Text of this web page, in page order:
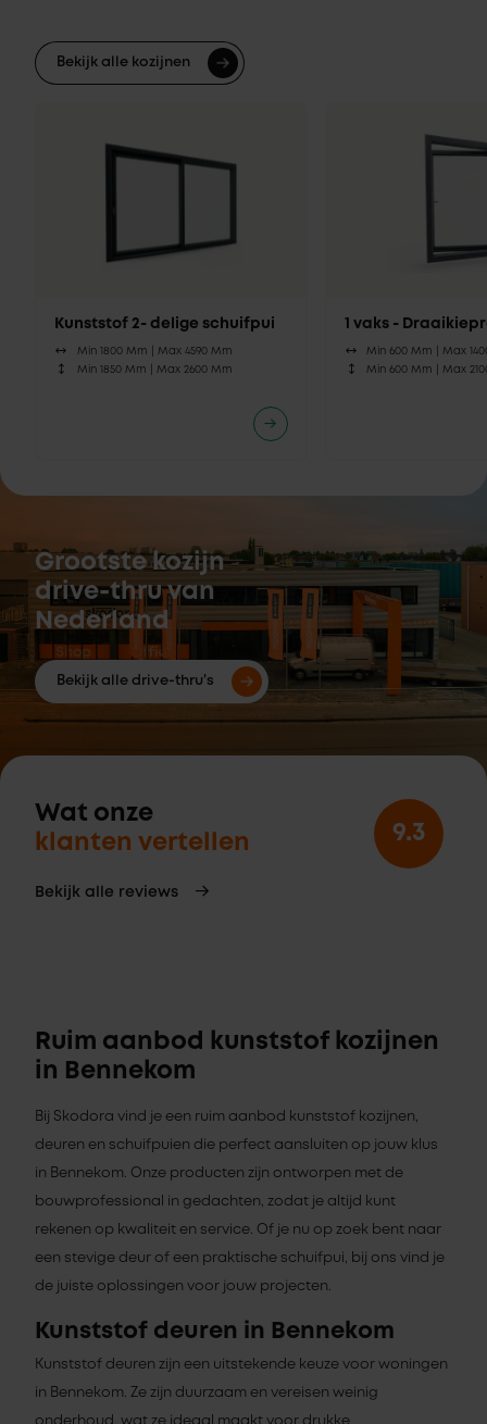
Bekijk alle kozijnen
Kunststof 2- delige schuifpui
Min 1800 Mm | Max 4590 Mm
Min 1850 Mm | Max 2600 Mm
1 vaks -
Min 600 Mm |Max
Min 600 Mm |Max
Grootste kozijn
drive-thru van
Nederland
Bekijk alle drive-thru's
Wat onze
klanten vertellen
Bekijk alle reviews
9.3
Ruim aanbod kunststof kozijnen
in Bennekom
Bij Skodora vind je een ruim aanbod kunststof kozijnen,
deuren en schuifpuien die perfect aansluiten op jouw klus
in Bennekom. Onze producten zijn ontworpen met de
bouwprofessional in gedachten, zodat je altijd kunt
rekenen op kwaliteit en service. Of je nu op zoek bent naar
een stevige deur of een praktische schuifpui, bij ons vind je
de juiste oplossingen voor jouw projecten.
Kunststof deuren in Bennekom
Kunststof deuren zijn een uitstekende keuze voor woningen
in Bennekom. Ze zijn duurzaam en vereisen weinig
onderhoud, wat ze ideaal maakt voor drukke